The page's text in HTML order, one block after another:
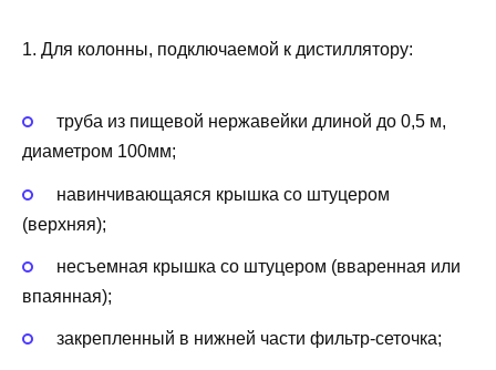
1. Для колонны, подключаемой к дистиллятору:
труба из пищевой нержавейки длиной до 0,5 м,
диаметром 100мм;
навинчивающаяся крышка со штуцером
(верхняя);
несъемная крышка со штуцером (вваренная или
впаянная);
закрепленный в нижней части фильтр-сеточка;